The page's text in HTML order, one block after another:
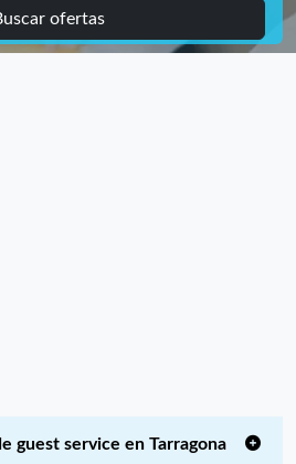
ofertas
guest service en Tarragona